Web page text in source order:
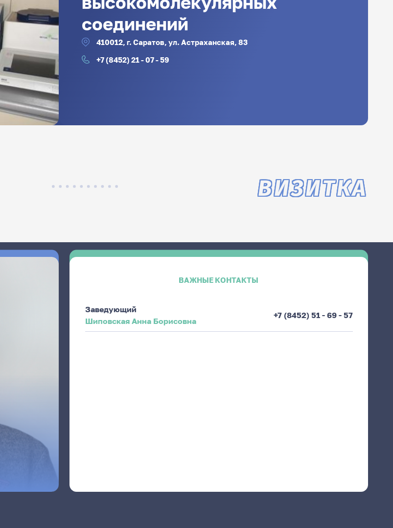
соединений
410012, г. Саратов, ул. Астраханская, 83
+7 (8452) 21 - 07 - 59
ВИЗИТКА
ВАЖНЫЕ КОНТАКТЫ
Заведующий
Шиповская Анна Борисовна
+7 (8452) 51 - 69 - 57